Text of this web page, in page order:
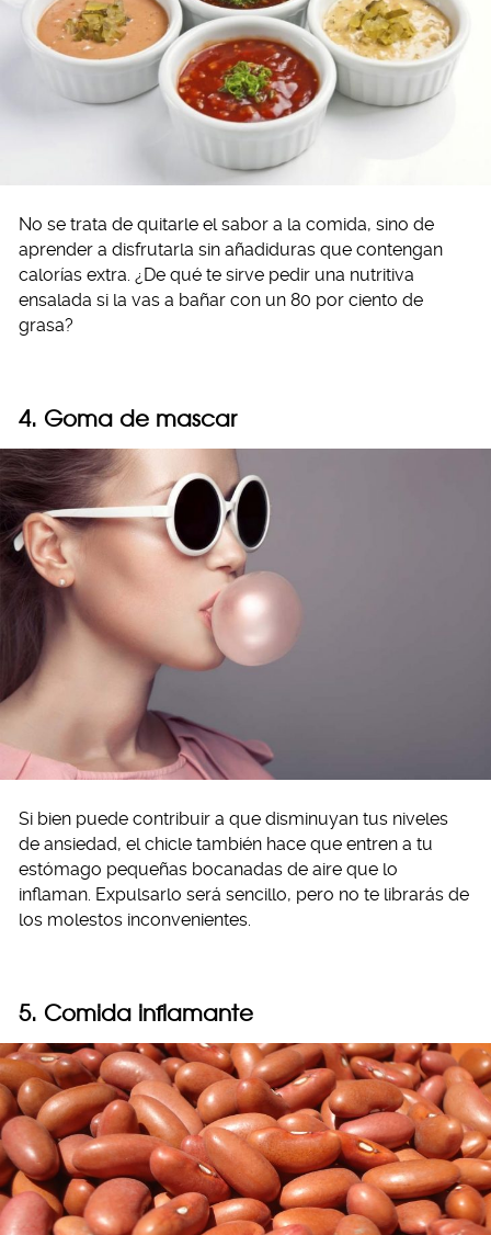
No se trata de quitarle el sabor a la comida, sino de
aprender a disfrutarla sin añadiduras que contengan
calorías extra. ¿De qué te sirve pedir una nutritiva
ensalada si la vas a bañar con un 80 por ciento de
grasa?
4. Goma de mascar
Si bien puede contribuir a que disminuyan tus niveles
de ansiedad, el chicle también hace que entren a tu
estómago pequeñas bocanadas de aire que lo
inflaman. Expulsarlo será sencillo, pero no te librarás de
los molestos inconvenientes.
5. Comida inflamante